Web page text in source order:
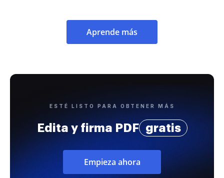
Aprende más
ESTÉ LISTO PARA OBTENER MÁS
Edita y firma PDF gratis
Empieza ahora